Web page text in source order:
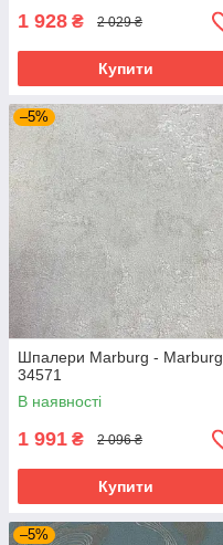
1 928 ₴ 2 029 ₴
Купити
–5%
Шпалери Marburg - Marburg
34571
В наявності
1 991 ₴ 2 096 ₴
Купити
–5%